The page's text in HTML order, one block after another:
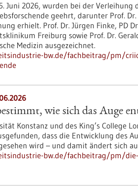
Juni 2026, wurden bei der Verleihung
geehrt, darunter Prof.
erhielt. Prof. Dr. Jürgen Finke, PD
Freiburg sowie Prof. Dr.
Medizin ausgezeichnet.
bw.de/fachbeitrag/pm/
wie sich das Auge
Konstanz und des King’s College
dass die Entwicklung des
wird – und damit ändert sich
bw.de/fachbeitrag/pm/